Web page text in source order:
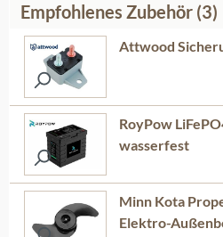
Empfohlenes Zubehör (3)
Attwood
RoyPow
wasserfest
Minn Kota
Elektro-